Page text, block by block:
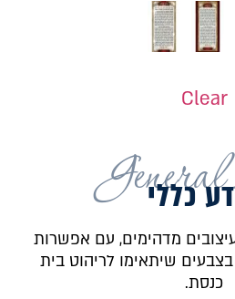
Clear
כללי
מדהימים, עם אפשרות
שיתאימו לריהוט בית
כנסת.